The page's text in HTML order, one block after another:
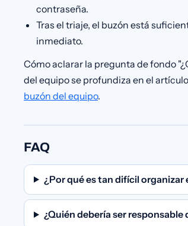
contraseña.
Tras el triaje, el buzón está
inmediato.
Cómo aclarar la pregunta de fondo
del equipo se profundiza en el artículo
buzón del equipo.
FAQ
¿Por qué es tan difícil organizar
¿Quién debería ser responsable